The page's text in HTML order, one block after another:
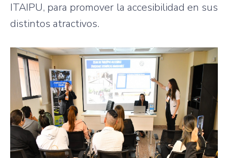
ITAIPU, para promover la accesibilidad en sus
distintos atractivos.